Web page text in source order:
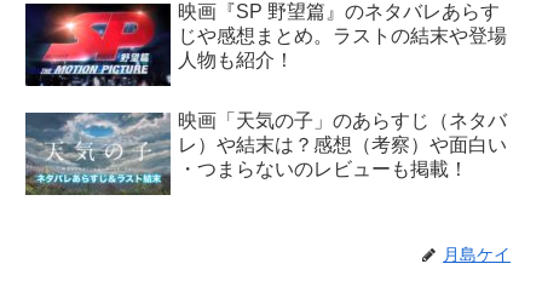
映画『SP 野望篇』のネタバレあらす
じや感想まとめ。ラストの結末や登場
人物も紹介！
映画「天気の子」のあらすじ（ネタバ
レ）や結末は？感想（考察）や面白い
・つまらないのレビューも掲載！
月島ケイ